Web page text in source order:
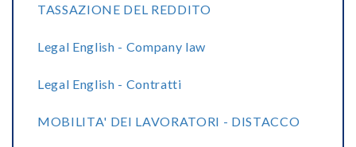
TASSAZIONE DEL REDDITO
Legal English - Company law
Legal English - Contratti
MOBILITA' DEI LAVORATORI - DISTACCO